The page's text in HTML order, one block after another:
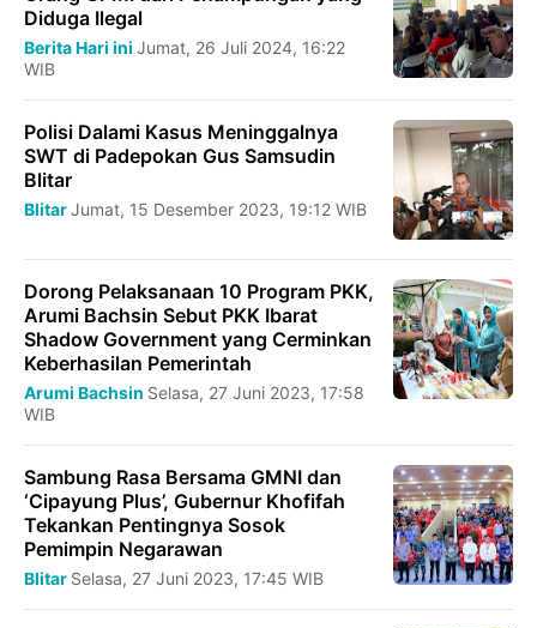
Diduga Ilegal
Berita Hari ini Jumat, 26 Juli 2024, 16:22
WIB
Polisi Dalami Kasus Meninggalnya
SWT di Padepokan Gus Samsudin
Blitar
BlitarJumat, 15 Desember 2023, 19:12 WIB
Dorong Pelaksanaan 10 Program PKK,
Arumi Bachsin Sebut PKK Ibarat
Shadow Government yang Cerminkan
Keberhasilan Pemerintah
Arumi Bachsin Selasa, 27 Juni 2023, 17:58
WIB
Sambung Rasa Bersama GMNI dan
‘Cipayung Plus’, Gubernur Khofifah
Tekankan Pentingnya Sosok
Pemimpin Negarawan
Blitar Selasa, 27 Juni 2023, 17:45 WIB